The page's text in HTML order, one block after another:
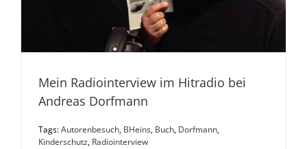
Mein Radiointerview im Hitradio bei
Andreas Dorfmann
Tags:Autorenbesuch, BHeins, Buch, Dorfmann,
Kinderschutz, Radiointerview